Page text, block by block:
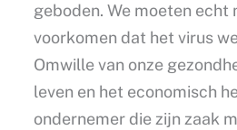
geboden. We moeten echt
voorkomen dat het virus
Omwille van onze
leven en het economisch
ondernemer die zijn zaak